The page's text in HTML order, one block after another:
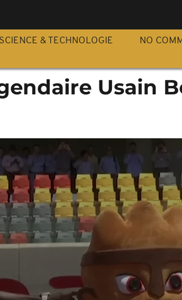
SCIENCE & TECHNOLOGIE NO
Usain